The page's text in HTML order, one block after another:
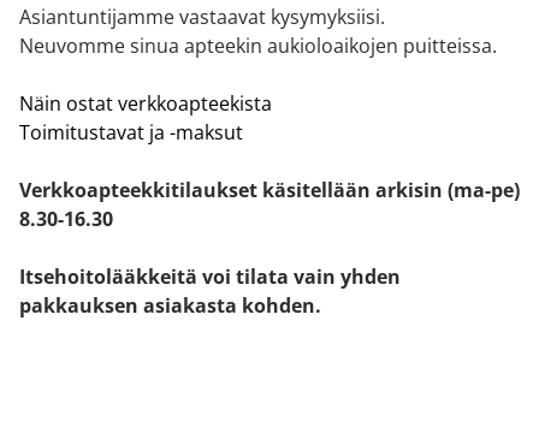
Asiantuntijamme vastaavat kysymyksiisi.
Neuvomme sinua apteekin aukioloaikojen puitteissa.
Näin ostat verkkoapteekista
Toimitustavat ja -maksut
Verkkoapteekkitilaukset käsitellään arkisin (ma-pe)
8.30-16.30
Itsehoitolääkkeitä voi tilata vain yhden
pakkauksen asiakasta kohden.